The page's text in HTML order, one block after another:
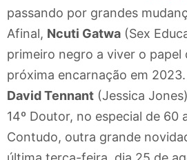
passando por grandes
Afinal, Ncuti Gatwa (Sex
primeiro negro a viver o papel
próxima encarnação em
David Tennant (Jessica
14º Doutor, no especial de 60
Contudo, outra grande